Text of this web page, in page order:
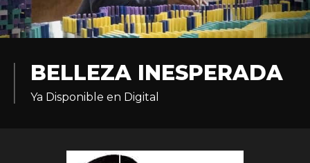
Colecciones
Experiencias
BELLEZA INESPERADA
Ya Disponible en Digital